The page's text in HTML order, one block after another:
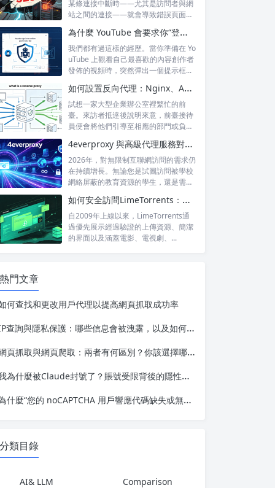
某條連接中斷時——尤其是訪問者與網
站之間的連接——就會導致錯誤頁面的
為什麼 YouTube 會要求你“登錄以確認你不是機器人”？
我們都有過這樣的經歷。當你準備在 Yo
uTube 上觀看自己最喜歡的內容創作者
發佈的視頻時，突然彈出一個提示框...
如何設置反向代理：Nginx、Apache 和 HAProxy 詳解
試想一家大型企業辦公室裡繁忙的前
臺。來訪者抵達後說明來意，前臺接待
員便會將他們引導至相應的部門或負責
4everproxy 與高級代理服務對比：速度、隱私和可靠性的比較
2026年，對無限制互聯網訪問的需求仍
在持續增長。無論您是試圖訪問被學校
網絡屏蔽的教育資源的學生，還是需要
如何安全訪問LimeTorrents：使用家庭代理繞過封鎖
自2009年上線以來，LimeTorrents通
過優先展示經過驗證的上傳資源、簡潔
的界面以及涵蓋電影、電視劇、...
熱門文章
何查找和更改用戶代理以提高網頁抓取成功率
查詢與隱私保護：哪些信息會被洩露，以及如何保障安全
頁抓取與網頁爬取：兩者有何區別？你該選擇哪一種？
為什麼被Claude封號了？賬號受限背後的隱性風險因素
什麼“您的 noCAPTCHA 用戶響應代碼缺失或無效”提示會不斷出現？
分類目錄
AI& LLM Comparison